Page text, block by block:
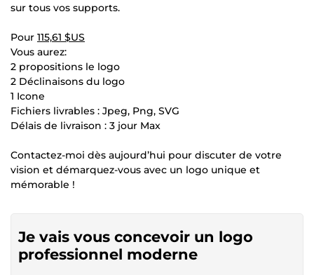
sur tous vos supports.
Pour 115,61 $US
Vous aurez:
2 propositions le logo
2 Déclinaisons du logo
1 Icone
Fichiers livrables : Jpeg, Png, SVG
Délais de livraison : 3 jour Max
Contactez-moi dès aujourd’hui pour discuter de votre
vision et démarquez-vous avec un logo unique et
mémorable !
Je vais vous concevoir un logo
professionnel moderne